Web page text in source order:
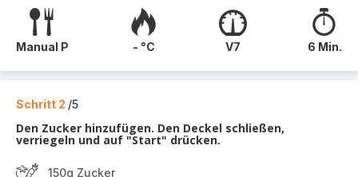
Manual P - °C V7 6 Min.
Schritt 2 /5
Den Zucker hinzufügen. Den Deckel schließen,
verriegeln und auf "Start" drücken.
150g Zucker